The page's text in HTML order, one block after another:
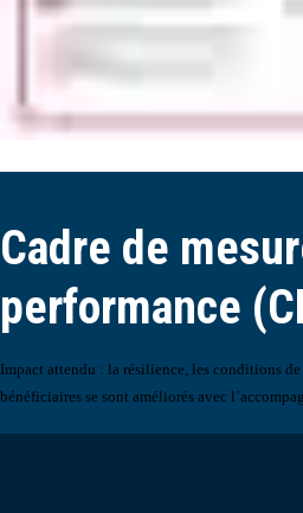
Cadre de
performance
Impact attendu : la résilience, les conditions de
bénéficiaires se sont améliorés avec